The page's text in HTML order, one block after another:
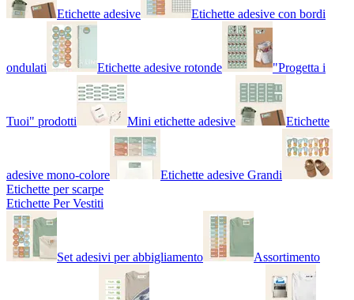
Etichette adesive Etichette adesive con bordi
ondulati Etichette adesive rotonde "Progetta i
Tuoi" prodotti Mini etichette adesive Etichette
adesive mono-colore
Etichette adesive Grandi
Etichette per scarpe
Etichette Per Vestiti
Set adesivi per abbigliamento Assortimento